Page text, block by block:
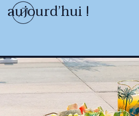
aujourd’hui !